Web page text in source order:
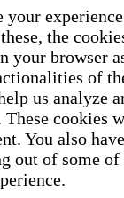
your
the
your browser
of
us analyze
cookies
You also
out of some of